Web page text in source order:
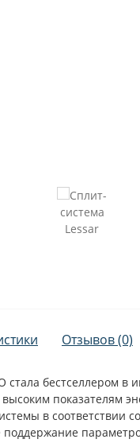
Отзывов (0)
стала бестселлером
показателям
в соответствии
поддержание